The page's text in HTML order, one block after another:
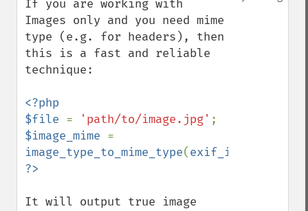
If you are working with
Images only and you need mime
type (e.g. for headers), then
this is a fast and reliable
technique:
<?php
$file = 'path/to/image.jpg'
$image_mime
image_type_to_mime_type(exif_imagetype
It will output true image